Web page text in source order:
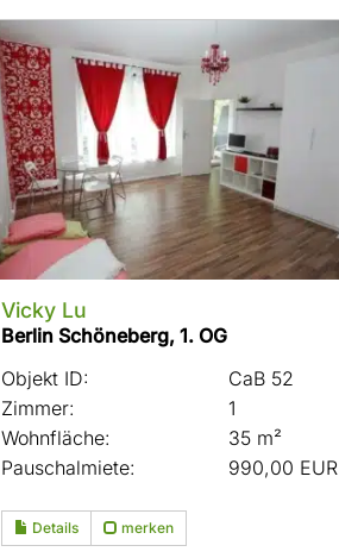
Vicky Lu
Berlin Schöneberg, 1. OG
Objekt ID:
CaB 52
Zimmer:
1
Wohnfläche:
35 m²
Pauschalmiete:
990,00 EUR
Details merken